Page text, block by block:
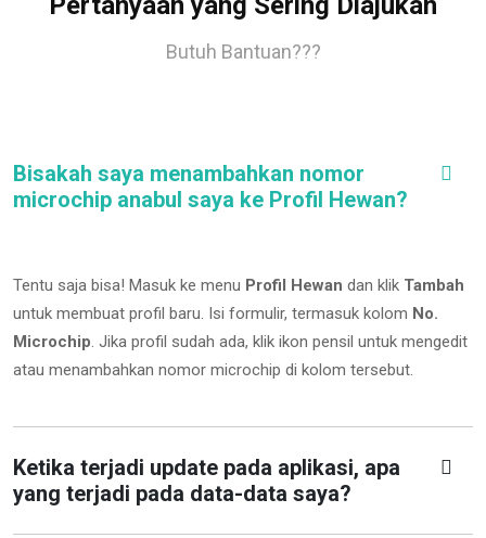
Butuh Bantuan???
Bisakah saya menambahkan nomor
microchip anabul saya ke Profil Hewan?
Tentu saja bisa! Masuk ke menu Profil Hewan dan klik Tambah
untuk membuat profil baru. Isi formulir, termasuk kolom No.
Microchip. Jika profil sudah ada, klik ikon pensil untuk mengedit
atau menambahkan nomor microchip di kolom tersebut.
Ketika terjadi update pada aplikasi, apa
yang terjadi pada data-data saya?